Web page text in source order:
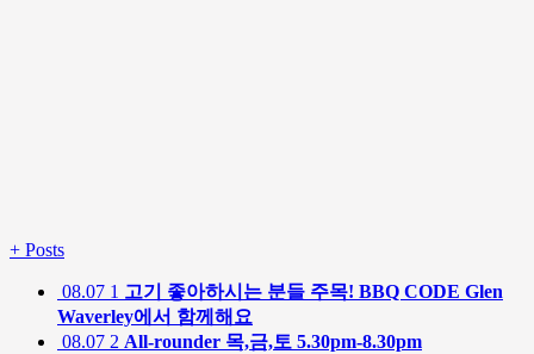
+ Posts
08.07 1 고기 좋아하시는 분들 주목! BBQ CODE Glen
Waverley에서 함께해요
08.07 2 All-rounder 목,금,토 5.30pm-8.30pm